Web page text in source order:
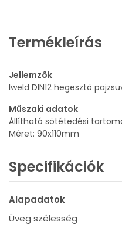
Termékleírás
Jellemzők
Iweld DIN12 hegesztő
Műszaki adatok
Állítható sötétedési
Méret: 90x110mm
Specifikációk
Alapadatok
Üveg szélesség